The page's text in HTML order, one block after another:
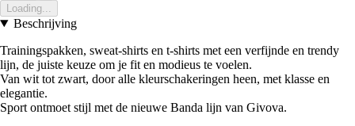
Loading...
Beschrijving
Trainingspakken, sweat-shirts en t-shirts met een verfijnde en trendy
lijn, de juiste keuze om je fit en modieus te voelen.
Van wit tot zwart, door alle kleurschakeringen heen, met klasse en
elegantie.
Sport ontmoet stijl met de nieuwe Banda lijn van Givova.